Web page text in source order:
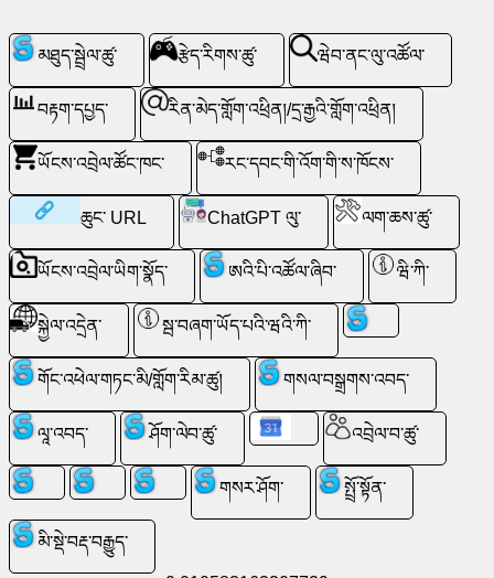
ཀི་
འབྲེལ་
བ་
ཚུ་
རིགས་
ཚུ་
ཝེབ་
ནང་
ལུ་
འཚོལ་
རིན་
མཐུད་སྦྲེལ་ཚུ་ རྩེད་རིགས་ཚུ་ ཝེབ་ནང་ལུ་འཚོལ་
བརྟག་དཔྱད་ རིན་མེད་གློག་འཕྲིན།/དྲ་རྒྱའི་གློག་འཕྲིན།
ཡོངས་འབྲེལ་ཚོང་ཁང་ རང་དབང་གི་འོག་གི་ས་ཁོངས་
ཆུང་ URL ChatGPT ལུ་ ལག་ཆས་ཚུ་
ཡོངས་འབྲེལ་ཡིག་སྣོད་ ཨའི་པི་འཚོལ་ཞིབ་ ཝི་ཀི་
སྐྱེལ་འདྲེན་ སྦ་བཞག་ཡོད་པའི་ཝའི་ཀི་
གོང་འཕེལ་གཏང་མི/གློག་རིམ་ཚུ། གསལ་བསྒྲགས་འབད་
ལཱ་འབད་ ཤོག་ལེབ་ཚུ་ འབྲེལ་བ་ཚུ་
གསར་ཤོག་ སྤྲོ་སྟོན་
མི་སྡེ་བརྡ་བརྒྱུད་